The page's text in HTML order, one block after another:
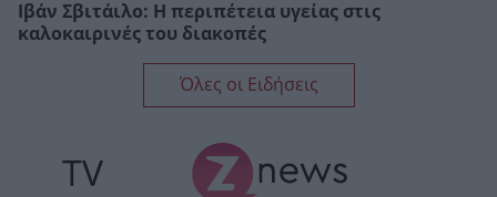
Ιβάν Σβιτάιλο: Η περιπέτεια υγείας στις
καλοκαιρινές του διακοπές
Όλες οι Ειδήσεις
TV